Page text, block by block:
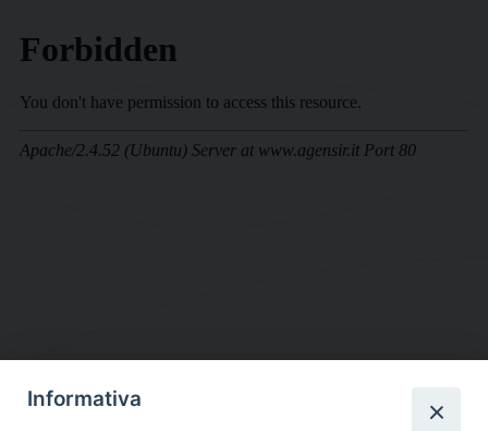
DIOCESI SUBURBICARIA DI ALBANO
Informativa